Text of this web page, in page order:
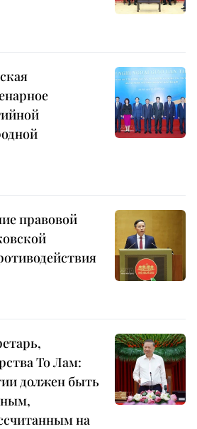
правовой
То Лам:
должен быть
на